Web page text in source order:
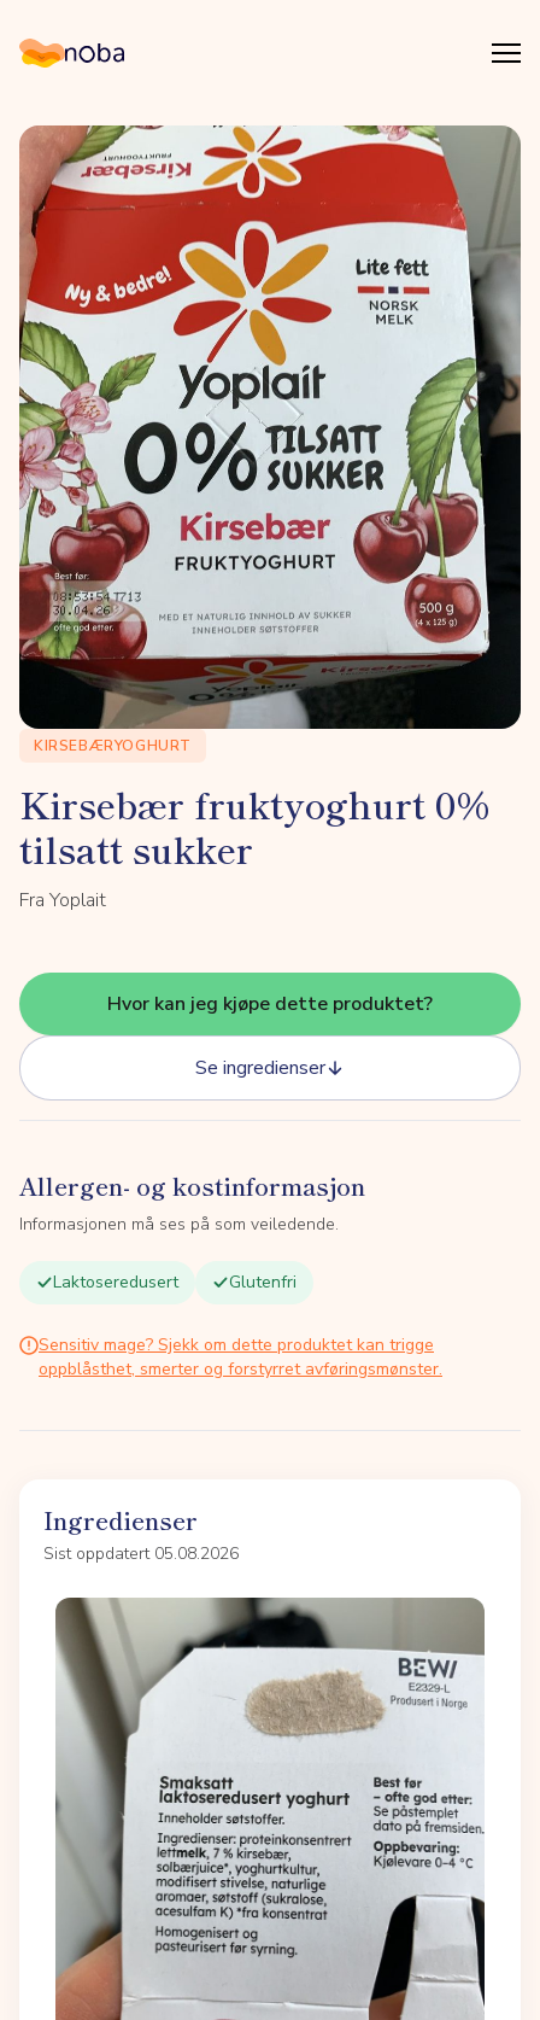
Noba
KIRSEBÆRYOGHURT
Kirsebær fruktyoghurt 0%
tilsatt sukker
Fra Yoplait
Hvor kan jeg kjøpe dette produktet?
Se ingredienser
Allergen- og kostinformasjon
Informasjonen må ses på som veiledende.
Laktoseredusert Glutenfri
Sensitiv mage? Sjekk om dette produktet kan trigge
oppblåsthet, smerter og forstyrret avføringsmønster.
Ingredienser
Sist oppdatert 05.08.2026